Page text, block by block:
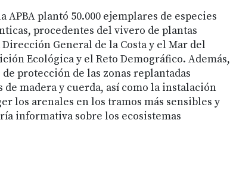
APBA plantó 50.000 ejemplares de especies
procedentes del vivero de plantas
General de la Costa y el Mar del
Ecológica y el Reto Demográfico. Además,
protección de las zonas replantadas
de madera y cuerda, así como la instalación
los arenales en los tramos más sensibles y
informativa sobre los ecosistemas